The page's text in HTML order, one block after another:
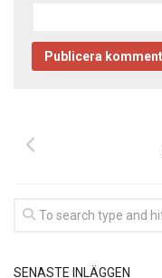
SENASTE INLÄGGEN